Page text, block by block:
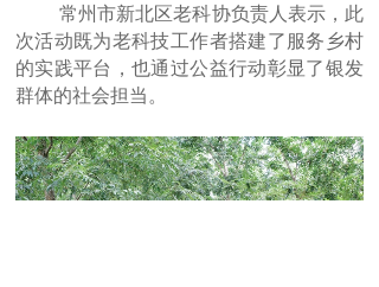
常州市新北区老科协负责人表示，此
次活动既为老科技工作者搭建了服务乡村
的实践平台，也通过公益行动彰显了银发
群体的社会担当。